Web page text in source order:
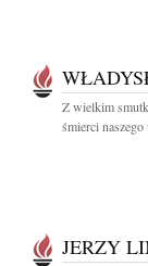
Z wielkim
śmierci
JERZY